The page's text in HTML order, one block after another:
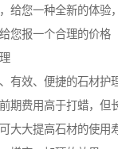
给您一种全新的体验
您报一个合理的价格
有效、便捷的石材护
期费用高于打蜡，但
大大提高石材的使用